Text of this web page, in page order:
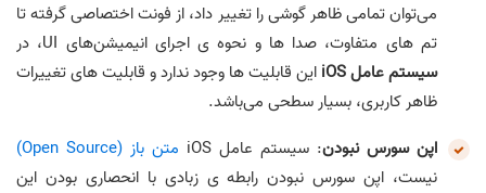
می‌توان تمامی ظاهر گوشی را تغییر داد، از فونت اختصاصی گرفته تا
تم های متفاوت، صدا ها و نحوه ی اجرای انیمیشن‌های UI، در
سیستم عامل iOS
این قابلیت ها وجود ندارد و قابلیت های تغییرات
ظاهر کاربری، بسیار سطحی می‌باشد.
اپن سورس نبودن: سیستم عامل iOS
متن باز (Open Source)
نیست، اپن سورس نبودن رابطه ی زبادی با انحصاری بودن این